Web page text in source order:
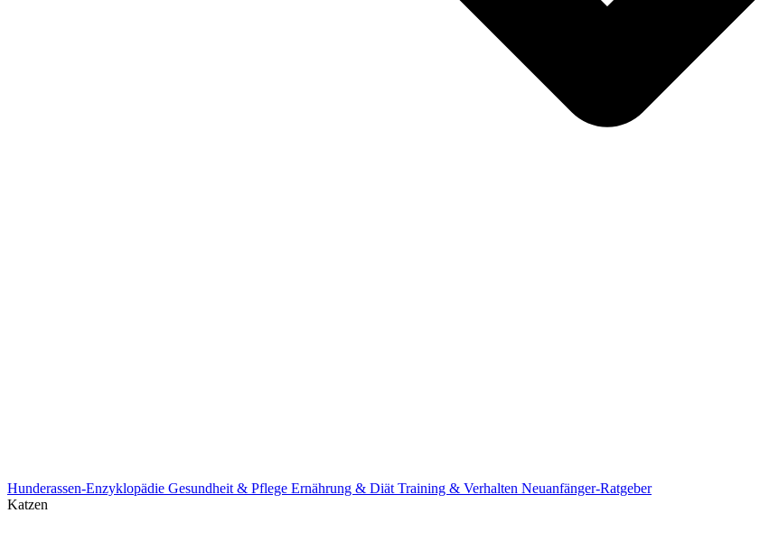
Hunderassen-Enzyklopädie Gesundheit & Pflege Ernährung & Diät Training & Verhalten Neuanfänger-Ratgeber
Katzen